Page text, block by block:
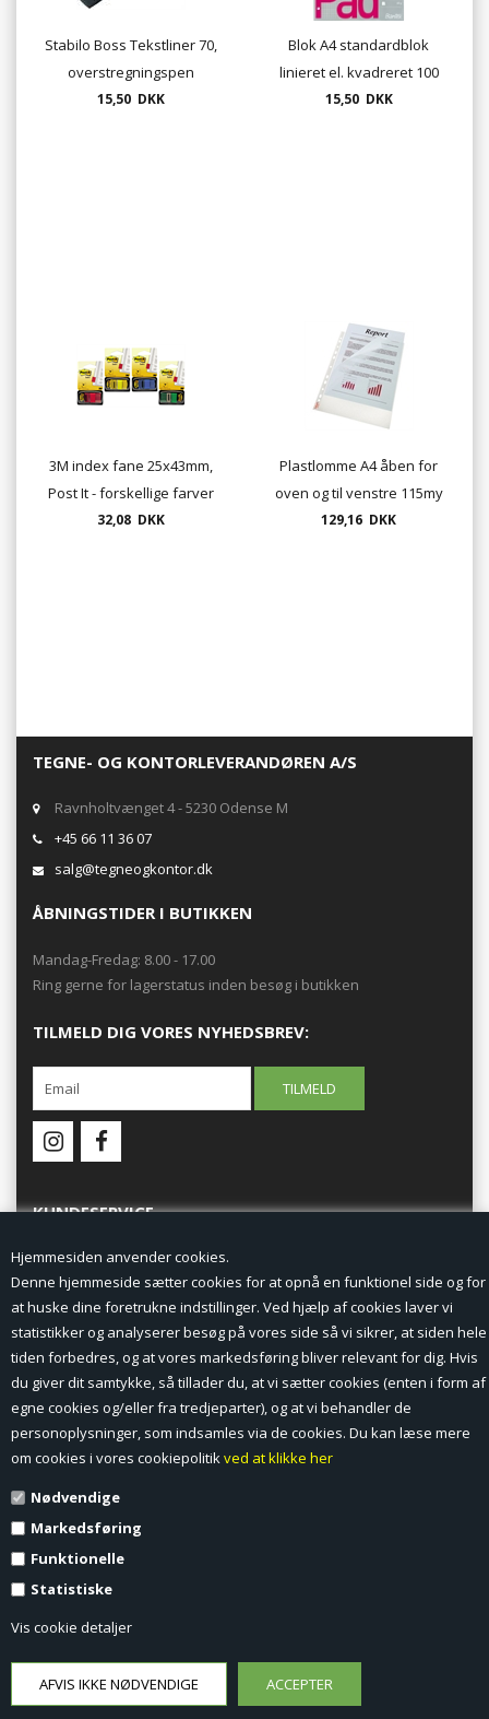
Hjemmesiden anvender cookies.
Denne hjemmeside sætter cookies for at opnå en funktionel side og for
at huske dine foretrukne indstillinger. Ved hjælp af cookies laver vi
statistikker og analyserer besøg på vores side så vi sikrer, at siden hele
tiden forbedres, og at vores markedsføring bliver relevant for dig. Hvis
du giver dit samtykke, så tillader du, at vi sætter cookies (enten i form af
egne cookies og/eller fra tredjeparter), og at vi behandler de
personoplysninger, som indsamles via de cookies. Du kan læse mere
om cookies i vores cookiepolitikved at klikke her
Nødvendige
Markedsføring
Funktionelle
Statistiske
Vis cookie detaljer
Stabilo Boss Tekstliner 70,
overstregningspen
15,50 DKK
Blok A4 standardblok
linieret el. kvadreret 100
blade
15,50 DKK
3M index fane 25x43mm,
Post It - forskellige farver
32,08 DKK
Plastlomme A4 åben for
oven og til venstre 115my
Esselte 100/ks.
129,16 DKK
TEGNE- OG KONTORLEVERANDØREN A/S
Ravnholtvænget 4 - 5230 Odense M
+45 66 11 36 07
salg@tegneogkontor.dk
ÅBNINGSTIDER I BUTIKKEN
Mandag-Fredag: 8.00 - 17.00
Ring gerne for lagerstatus inden besøg i butikken
TILMELD DIG VORES NYHEDSBREV:
KUNDESERVICE
Forside
Min Konto
Nyheder
Vilkår og betingelser
Profil
Erhverv log ind (B2B)
Kontakt
Favorit
Fortrydelsesformular